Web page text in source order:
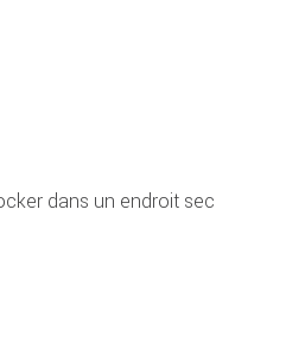
dans un endroit sec